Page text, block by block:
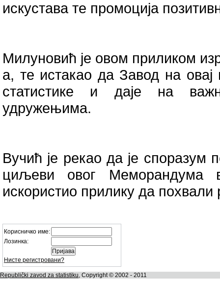
искустава те промоција
Милуновић је овом приликом
а, те истакао да Завод на
статистике и даје на
удружењима.
Вучић је рекао да је споразум
циљеви овог Меморандума
искористио прилику да
Корисничко име:
Лозинка:
Нисте регистровани?
Republički zavod za statistiku, Copyright © 2002 - 2011